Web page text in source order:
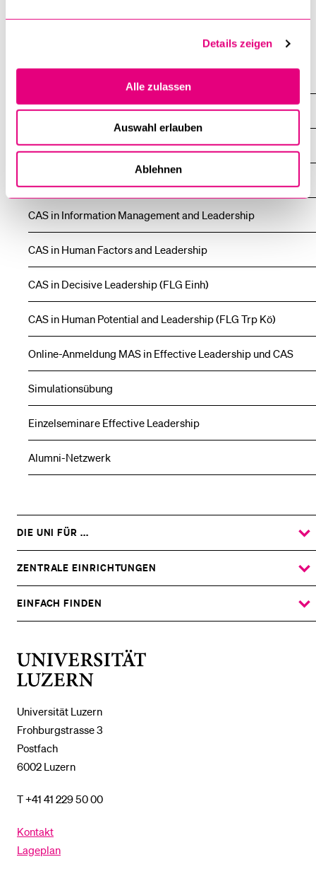
Details zeigen
Alle zulassen
Auswahl erlauben
Ablehnen
MAS in Effective Leadership
Übersicht
CAS in Information Management and Leadership
CAS in Human Factors and Leadership
CAS in Decisive Leadership (FLG Einh)
CAS in Human Potential and Leadership (FLG Trp Kö)
Online-Anmeldung MAS in Effective Leadership und CAS
Simulationsübung
Einzelseminare Effective Leadership
Alumni-Netzwerk
Anti-Roboter-Verifizierung
Captcha ⇗
Universität Luzern
Frohburgstrasse 3
Postfach
6002 Luzern
T +41 41 229 50 00
Kontakt
Lageplan
DIE UNI FÜR ...
ZEIGE
DAS
UNTERMENÜ
ZENTRALE EINRICHTUNGEN
ZEIGE
DAS
UNTERMENÜ
EINFACH FINDEN
ZEIGE
DAS